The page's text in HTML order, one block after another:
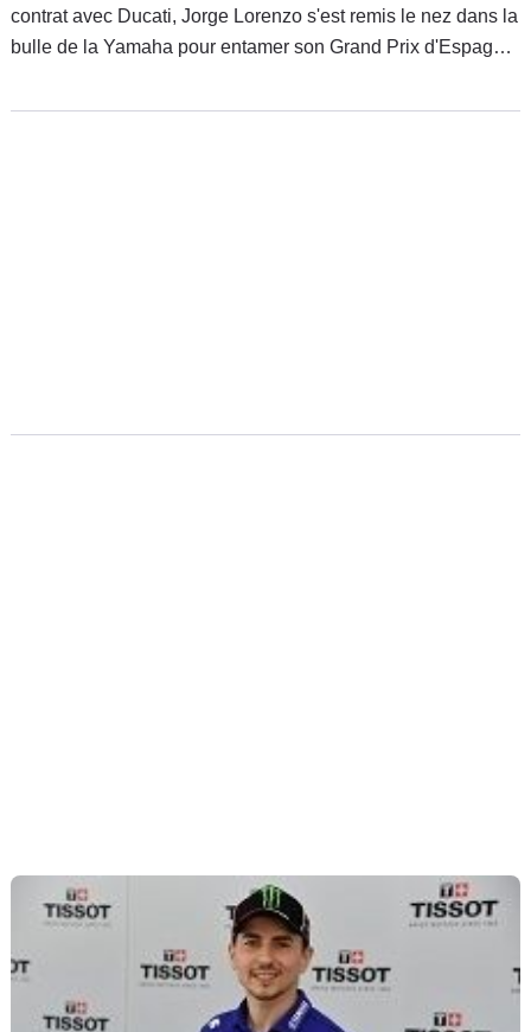
contrat avec Ducati, Jorge Lorenzo s'est remis le nez dans la
bulle de la Yamaha pour entamer son Grand Prix d'Espagne
meilleurs temps à prendre le vendredi.